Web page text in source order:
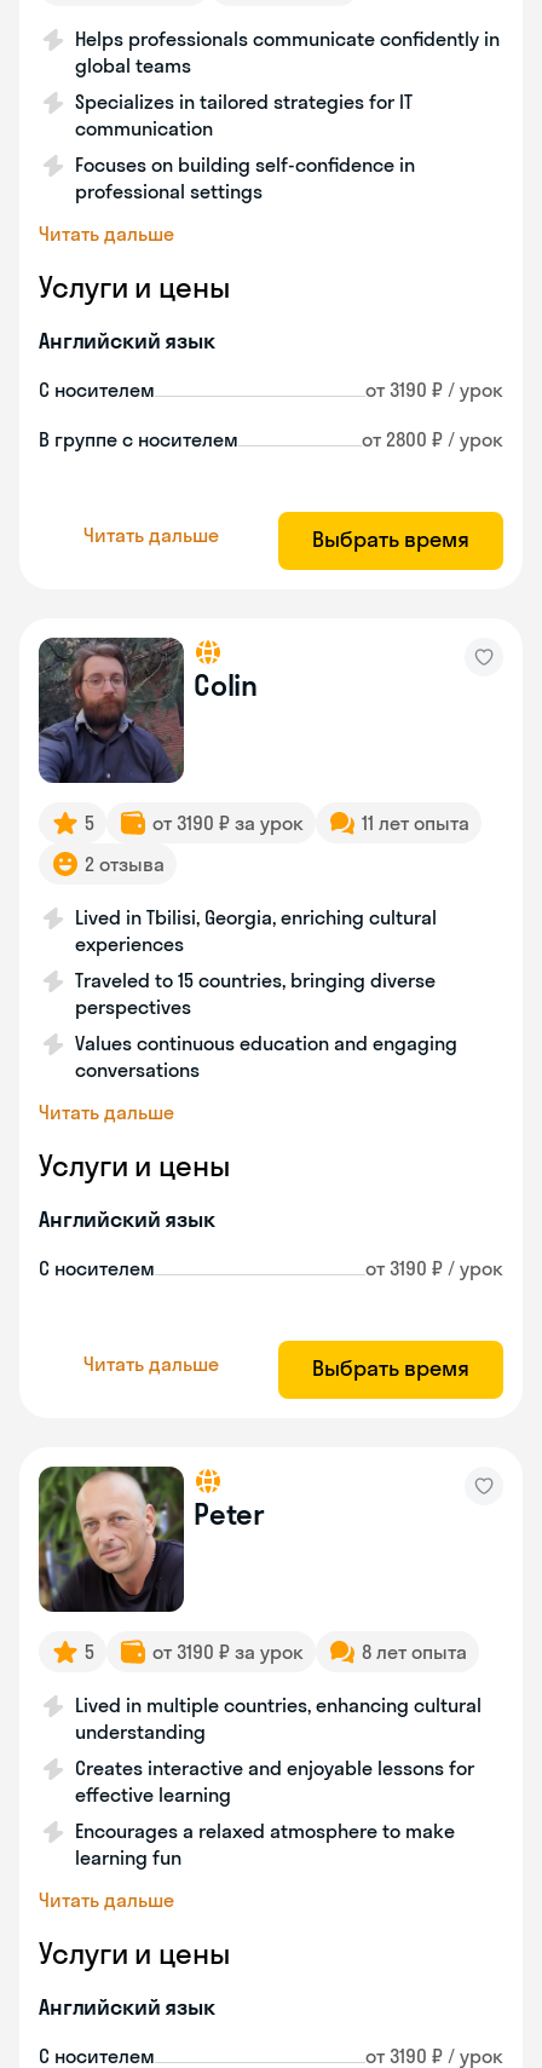
Helps professionals communicate confidently in
global teams
Specializes in tailored strategies for IT
communication
Focuses on building self-confidence in
professional settings
Читать дальше
Услуги и цены
Английский язык
С носителем от 3190 ₽ / урок
В группе с носителем от 2800 ₽ / урок
Читать дальше Выбрать время
Colin
5 от 3190 ₽ за урок
11 лет опыта
2 отзыва
Lived in Tbilisi, Georgia, enriching cultural
experiences
Traveled to 15 countries, bringing diverse
perspectives
Values continuous education and engaging
conversations
Читать дальше
Услуги и цены
Английский язык
С носителем от 3190 ₽ / урок
Читать дальше Выбрать время
Peter
5 от 3190 ₽ за урок 8 лет опыта
Lived in multiple countries, enhancing cultural
understanding
Creates interactive and enjoyable lessons for
effective learning
Encourages a relaxed atmosphere to make
learning fun
Читать дальше
Услуги и цены
Английский язык
С носителем от 3190 ₽ / урок